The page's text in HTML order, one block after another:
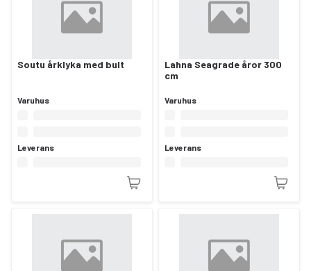
Soutu årklyka med bult
Varuhus
Leverans
Lahna Seagrade åror 300
cm
Varuhus
Leverans